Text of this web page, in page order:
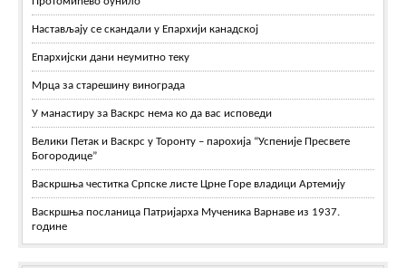
Настављају се скандали у Епархији канадској
Епархијски дани неумитно теку
Мрца за старешину винограда
У манастиру за Васкрс нема ко да вас исповеди
Велики Петак и Васкрс у Торонту – парохија “Успеније Пресвете
Богородице”
Васкршња честитка Српске листе Црне Горе владици Артемију
Васкршња посланица Патријарха Мученика Варнаве из 1937.
године